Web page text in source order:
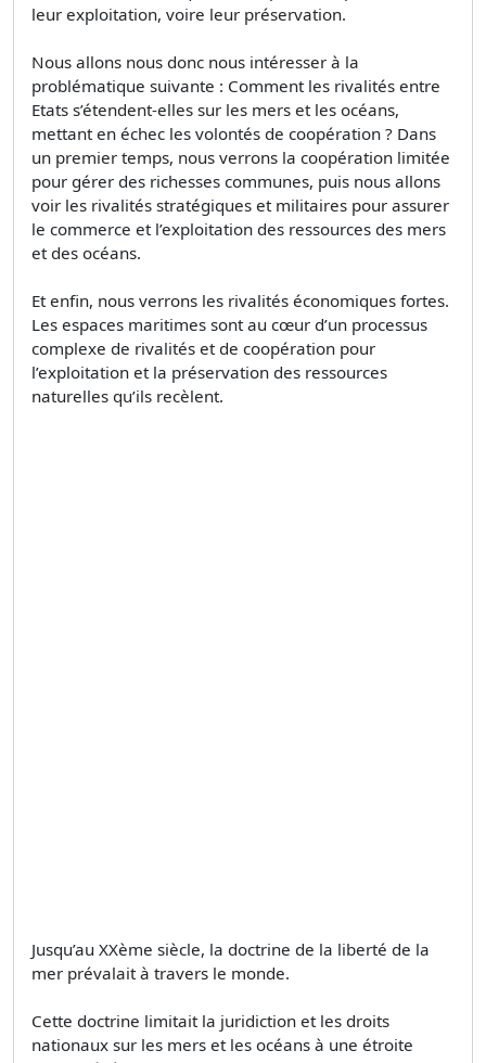
leur exploitation, voire leur préservation.
Nous allons nous donc nous intéresser à la
problématique suivante : Comment les rivalités entre
Etats s’étendent-elles sur les mers et les océans,
mettant en échec les volontés de coopération ? Dans
un premier temps, nous verrons la coopération limitée
pour gérer des richesses communes, puis nous allons
voir les rivalités stratégiques et militaires pour assurer
le commerce et l’exploitation des ressources des mers
et des océans.
Et enfin, nous verrons les rivalités économiques fortes.
Les espaces maritimes sont au cœur d’un processus
complexe de rivalités et de coopération pour
l’exploitation et la préservation des ressources
naturelles qu’ils recèlent.
Jusqu’au XXème siècle, la doctrine de la liberté de la
mer prévalait à travers le monde.
Cette doctrine limitait la juridiction et les droits
nationaux sur les mers et les océans à une étroite